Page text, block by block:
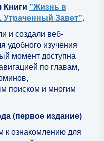
Книги "Жизнь в
Утраченный Завет".
и создали веб-
удобного изучения
момент доступна
по главам,
поиском и многим
(первое издание)
к ознакомлению для